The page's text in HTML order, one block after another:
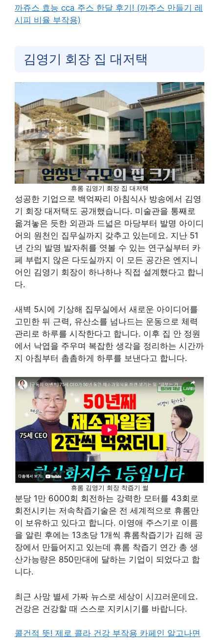
까쥬스 효능 cca 주스 한달 후기! (까주스 만들기 레
시피 비율 부작용)
김영기 회장 집 대저택
휴롬 김영기 회장 집 대저택
성공한 기업으로 백억짜리 아침식사 방송에서 김영
기 회장 대저택도 공개했습니다. 미술관을 통째로
옮겨놓은 듯한 외관과 드넓은 마당부터 발명 아이디
어의 원천인 집무실까지 갖추고 있는데요. 지난 51
년 간의 발명 발자취를 엿볼 수 있는 연구실부터 카
페 부럽지 않은 다도실까지 이 모든 공간은 엔지니
어인 김영기 회장이 하나하나 직접 설계했다고 합니
다.
새벽 5시에 기상해 집무실에서 새로운 아이디어를
고민한 뒤 근력, 유산소를 넘나드는 운동으로 체력
관리로 하루를 시작한다고 합니다. 이후 집 안 정원
에서 낙엽을 주우며 복잡한 생각을 정리하는 시간까
지 아침부터 촘촘하게 하루를 보낸다고 합니다.
휴롬 김영기 회장 착즙기 썰
분당 1만 6000회 회전하는 강력한 모터를 43회로
회전시키는 저속착즙기술은 전 세계적으로 휴롬만
이 보유하고 있다고 합니다. 이영애 주스기로 이름
을 알린 후에는 13초당 1개씩 휴롬착즙기가 김해 공
장에서 만들어지고 있는데 휴롬 착즙기 연간 총 생
산가능량은 850만대에 달하는 기업이 되었다고 합
니다.
최근 사망 별세 가짜 뉴스로 세상이 시끄러운데요.
건강은 건강할 때 스스로 지키시기를 바랍니다.
콜건적 뜻! 제로 콜라 건강 부작용 카페인 알고나면